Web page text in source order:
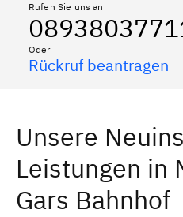
Rufen Sie uns an
Oder
Rückruf beantragen
Unsere
Leistungen in
Gars Bahnhof